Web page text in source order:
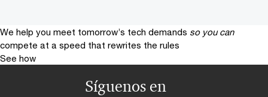
We help you meet tomorrow’s tech demands so you can
compete at a speed that rewrites the rules
See how
Síguenos en